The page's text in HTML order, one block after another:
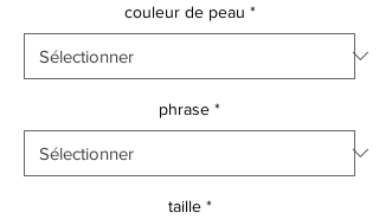
couleur de peau *
phrase *
taille *